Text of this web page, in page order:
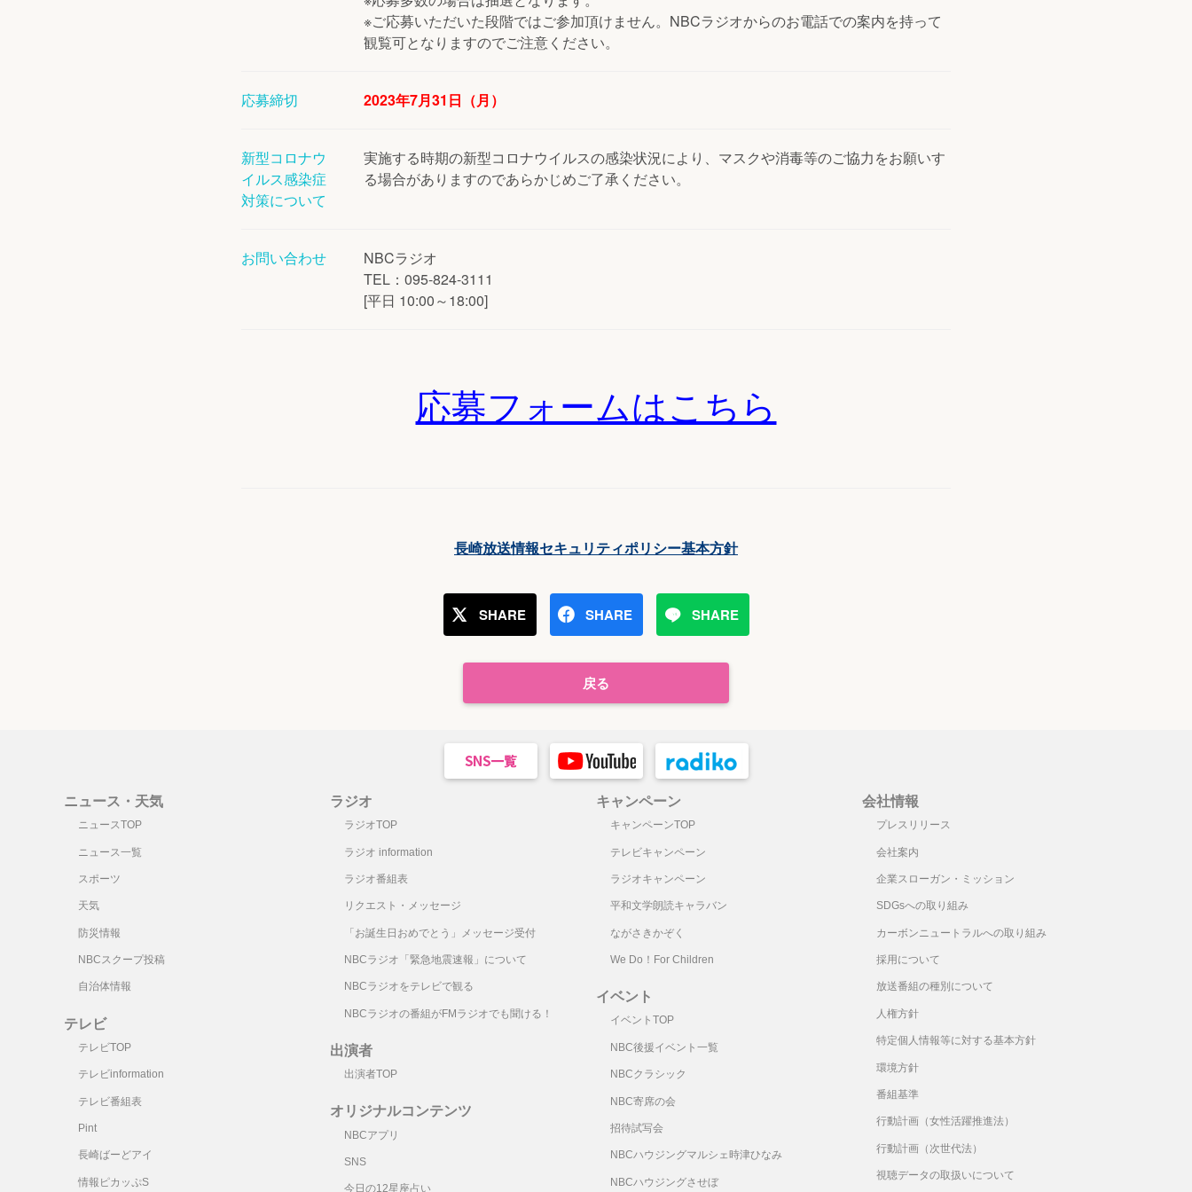
※ご応募いただいた段階ではご参加頂けません。NBCラジオからのお電話での案内を持って
観覧可となりますのでご注意ください。
応募締切 2023年7月31日（月）
新型コロナウ
イルス感染症
対策について
実施する時期の新型コロナウイルスの感染状況により、マスクや消毒等のご協力をお願いす
る場合がありますのであらかじめご了承ください。
お問い合わせ
NBCラジオ
TEL：095-824-3111
[平日 10:00～18:00]
応募フォームはこちら
長崎放送情報セキュリティポリシー基本方針
SHARE SHARE SHARE
戻る
ニュース・天気
ニュースTOP
ニュース一覧
スポーツ
天気
防災情報
NBCスクープ投稿
自治体情報
テレビ
テレビTOP
テレビinformation
テレビ番組表
Pint
長崎ばーどアイ
情報ピカッぷS
ラジオ
ラジオTOP
ラジオ information
ラジオ番組表
リクエスト・メッセージ
「お誕生日おめでとう」メッセージ受付
NBCラジオ「緊急地震速報」について
NBCラジオをテレビで観る
NBCラジオの番組がFMラジオでも聞ける！
出演者
出演者TOP
オリジナルコンテンツ
NBCアプリ
SNS
今日の12星座占い
キャンペーン
キャンペーンTOP
テレビキャンペーン
ラジオキャンペーン
平和文学朗読キャラバン
ながさきかぞく
We Do！For Children
イベント
イベントTOP
NBC後援イベント一覧
NBCクラシック
NBC寄席の会
招待試写会
NBCハウジングマルシェ時津ひなみ
NBCハウジングさせぼ
会社情報
プレスリリース
会社案内
企業スローガン・ミッション
SDGsへの取り組み
カーボンニュートラルへの取り組み
採用について
放送番組の種別について
人権方針
特定個人情報等に対する基本方針
環境方針
番組基準
行動計画（女性活躍推進法）
行動計画（次世代法）
視聴データの取扱いについて